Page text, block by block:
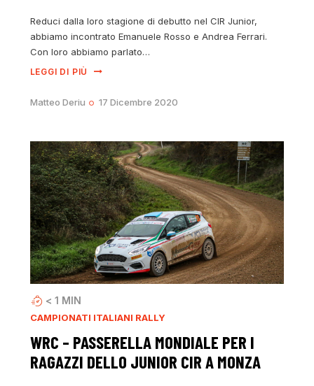
Reduci dalla loro stagione di debutto nel CIR Junior,
abbiamo incontrato Emanuele Rosso e Andrea Ferrari.
Con loro abbiamo parlato…
LEGGI DI PIÙ
Matteo Deriu 17 Dicembre 2020
< 1 MIN
CAMPIONATI ITALIANI RALLY
WRC – PASSERELLA MONDIALE PER I
RAGAZZI DELLO JUNIOR CIR A MONZA